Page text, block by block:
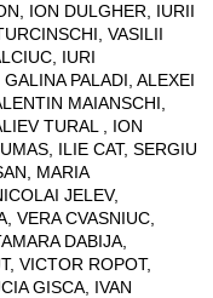
ION DULGHER, IURII
VASILII
IURI
PALADI, ALEXEI
MAIANSCHI,
TURAL , ION
ILIE CAT, SERGIU
MARIA
JELEV,
VERA CVASNIUC,
DABIJA,
VICTOR ROPOT,
GISCA, IVAN